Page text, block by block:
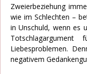
Zweierbeziehung
wie im Schlechten –
in Unschuld, wenn es
Totschlagargument
Liebesproblemen.
negativem